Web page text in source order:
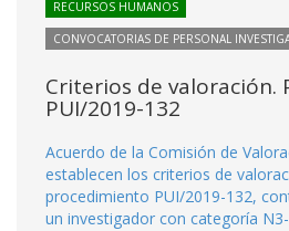
RECURSOS HUMANOS
CONVOCATORIAS DE PERSONAL
Criterios de valoración.
PUI/2019-132
Acuerdo de la Comisión de
establecen los criterios de
procedimiento PUI/2019-132,
un investigador con categoría